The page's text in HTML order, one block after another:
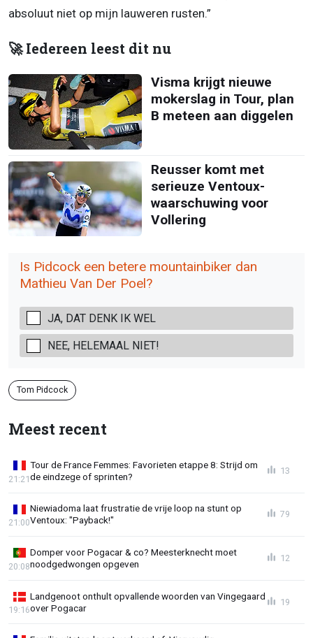
absoluut niet op mijn lauweren rusten.”
🚀 Iedereen leest dit nu
Visma krijgt nieuwe
mokerslag in Tour, plan
B meteen aan diggelen
Reusser komt met
serieuze Ventoux-
waarschuwing voor
Vollering
Is Pidcock een betere mountainbiker dan
Mathieu Van Der Poel?
JA, DAT DENK IK WEL
NEE, HELEMAAL NIET!
Tom Pidcock
Meest recent
Tour de France Femmes: Favorieten etappe 8: Strijd om
de eindzege of sprinten?
21:21
13
Niewiadoma laat frustratie de vrije loop na stunt op
Ventoux: "Payback!"
21:00
79
Domper voor Pogacar & co? Meesterknecht moet
noodgedwongen opgeven
20:08
12
Landgenoot onthult opvallende woorden van Vingegaard
over Pogacar
19:16
19